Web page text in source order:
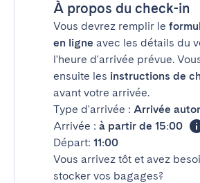
À propos du check-in
Vous devrez remplir le
en ligne avec les détails du
l'heure d'arrivée prévue.
ensuite les instructions de
avant votre arrivée.
Type d'arrivée : Arrivée
Arrivée : à partir de 15:00
Départ: 11:00
Vous arrivez tôt et avez
stocker vos bagages?